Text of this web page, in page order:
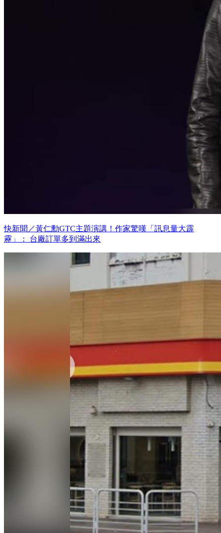
快新聞／黃仁勳GTC主題演講！作家驚嘆「訊息量大霹
靂」： 台廠訂單多到滿出來